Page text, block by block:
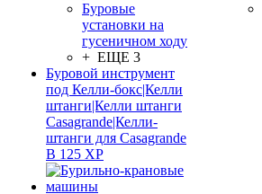
Буровые
установки на
гусеничном ходу
+ ЕЩЕ 3
Буровой инструмент
под Келли-бокс|Келли
штанги|Келли штанги
Casagrande|Келли-
штанги для Casagrande
B 125 XP